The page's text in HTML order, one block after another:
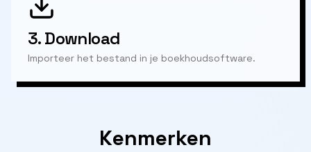
3.Download
Importeer het bestand in je boekhoudsoftware.
Kenmerken